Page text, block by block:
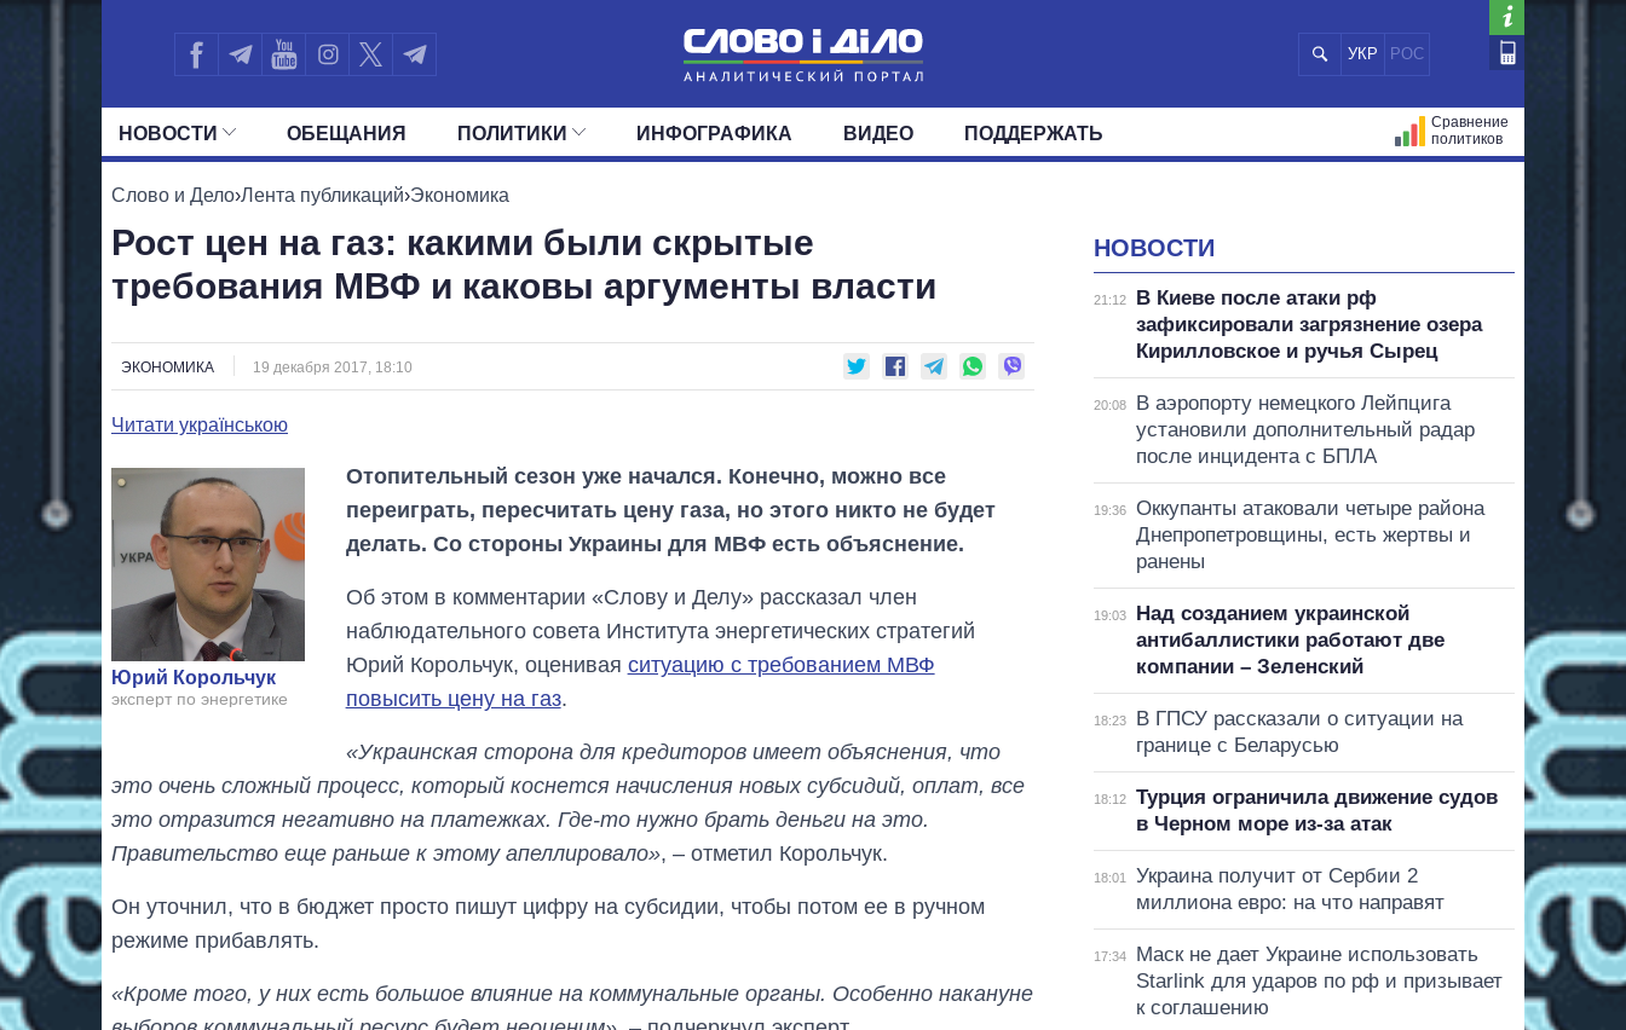
УКР РОС
НОВОСТИ
ПОЛИТИКА ЭКОНОМИКА
ОБЕЩАНИЯ ПОЛИТИКИ
ВСЕ ПОЛИТИКИ ПРЕЗИДЕНТ И ОФИС
ДЕПУТАТЫ КОМИТЕТЫ
ИНФОГРАФИКА ВИДЕО ПОДДЕРЖАТЬ
Сравнение
политиков
Слово и Дело›Лента публикаций›Экономика
Рост цен на газ: какими были скрытые
требования МВФ и каковы аргументы власти
ЭКОНОМИКА 19 декабря 2017, 18:10
Читати українською
Юрий Корольчук
эксперт по энергетике
Отопительный сезон уже начался. Конечно, можно все
переиграть, пересчитать цену газа, но этого никто не будет
делать. Со стороны Украины для МВФ есть объяснение.
Об этом в комментарии «Слову и Делу» рассказал член
наблюдательного совета Института энергетических стратегий
Юрий Корольчук, оценивая ситуацию с требованием МВФ
повысить цену на газ.
«Украинская сторона для кредиторов имеет объяснения, что
это очень сложный процесс, который коснется начисления новых субсидий, оплат, все
это отразится негативно на платежках. Где-то нужно брать деньги на это.
Правительство еще раньше к этому апеллировало», – отметил Корольчук.
Он уточнил, что в бюджет просто пишут цифру на субсидии, чтобы потом ее в ручном
режиме прибавлять.
«Кроме того, у них есть большое влияние на коммунальные органы. Особенно накануне
НОВОСТИ
21:12
В Киеве после атаки рф
зафиксировали загрязнение озера
Кирилловское и ручья Сырец
20:08
В аэропорту немецкого Лейпцига
установили дополнительный радар
после инцидента с БПЛА
19:36
Оккупанты атаковали четыре района
Днепропетровщины, есть жертвы и
ранены
19:03
Над созданием украинской
антибаллистики работают две
компании – Зеленский
18:23
В ГПСУ рассказали о ситуации на
границе с Беларусью
18:12
Турция ограничила движение судов
в Черном море из-за атак
18:01
Украина получит от Сербии 2
миллиона евро: на что направят
17:34
Маск не дает Украине использовать
Starlink для ударов по рф и призывает
к соглашению